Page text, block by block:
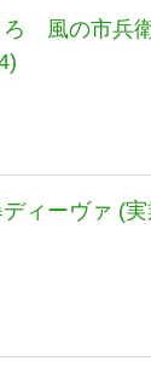
ろ 風の市兵
ィーヴァ (